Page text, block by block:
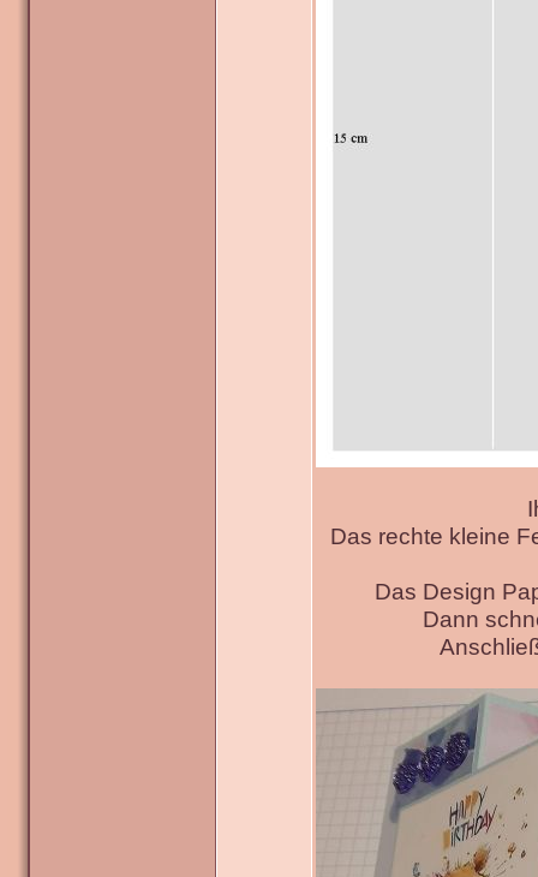
Das rechte kleine
Das Design
Dann